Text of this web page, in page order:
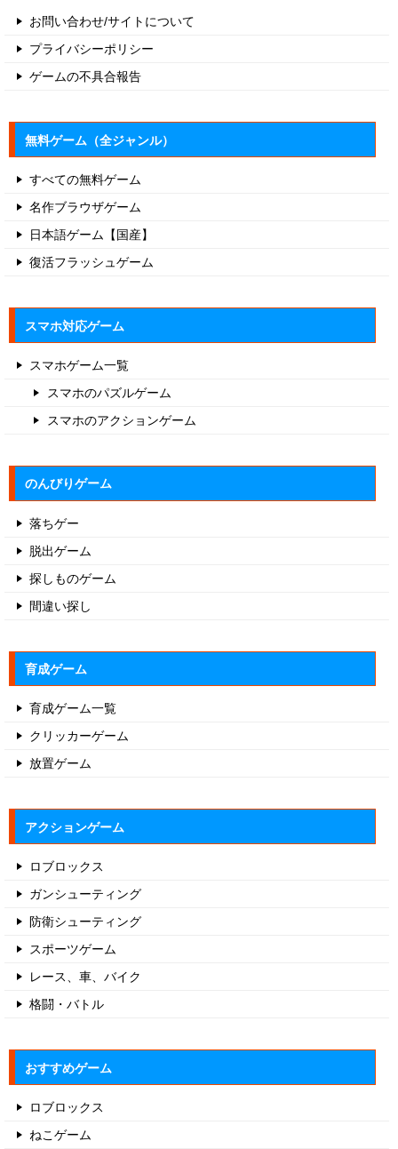
お問い合わせ/サイトについて
プライバシーポリシー
ゲームの不具合報告
無料ゲーム（全ジャンル）
すべての無料ゲーム
名作ブラウザゲーム
日本語ゲーム【国産】
復活フラッシュゲーム
スマホ対応ゲーム
スマホゲーム一覧
スマホのパズルゲーム
スマホのアクションゲーム
のんびりゲーム
落ちゲー
脱出ゲーム
探しものゲーム
間違い探し
育成ゲーム
育成ゲーム一覧
クリッカーゲーム
放置ゲーム
アクションゲーム
ロブロックス
ガンシューティング
防衛シューティング
スポーツゲーム
レース、車、バイク
格闘・バトル
おすすめゲーム
ロブロックス
ねこゲーム